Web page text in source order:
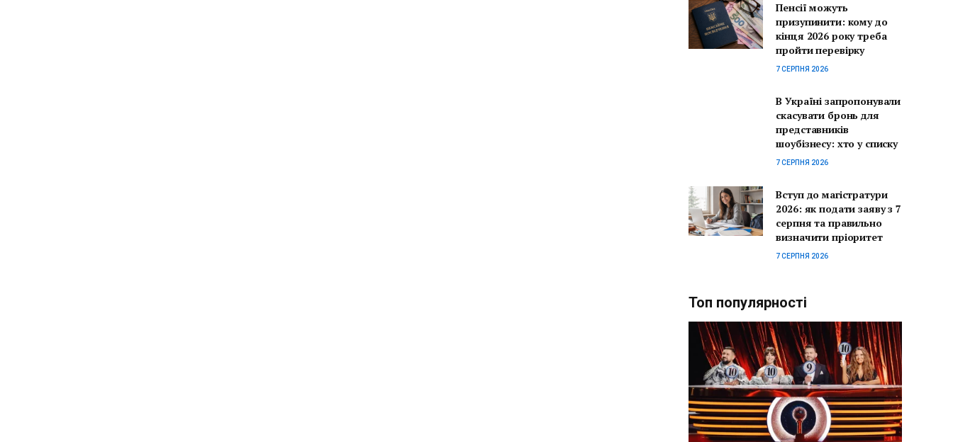
Пенсії можуть
призупинити: кому до
кінця 2026 року треба
пройти перевірку
7 СЕРПНЯ 2026
В Україні запропонували
скасувати бронь для
представників
шоубізнесу: хто у списку
7 СЕРПНЯ 2026
Вступ до магістратури
2026: як подати заяву з 7
серпня та правильно
визначити пріоритет
7 СЕРПНЯ 2026
Топ популярності